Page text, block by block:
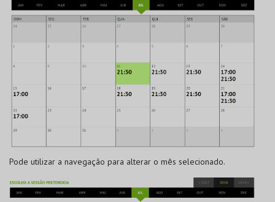
Pode utilizar a navegação para alterar o mês selecionado.